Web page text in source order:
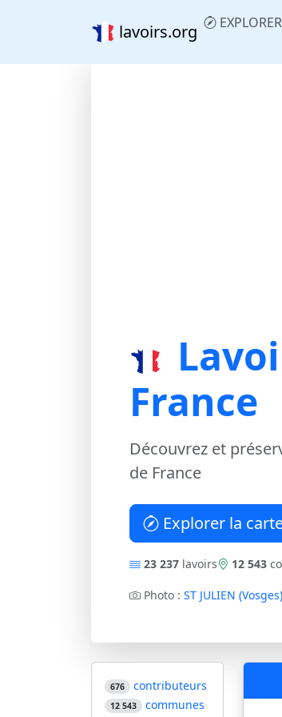
lavoirs.org EXPLORER
France
Découvrez et
de France
Explorer la
23 237 lavoirs 12 543
Photo : ST JULIEN (Vosges)
676 contributeurs
12 543 communes